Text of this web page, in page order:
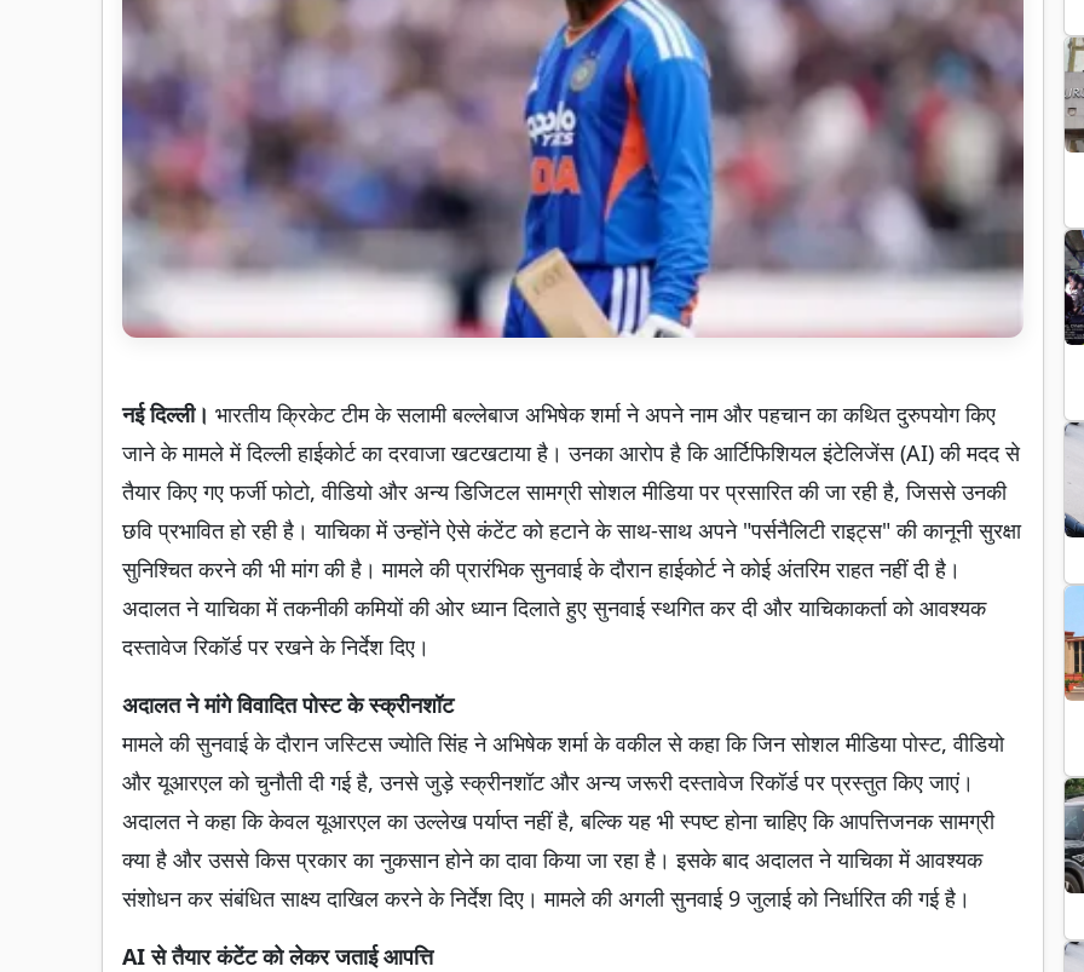
नई दिल्ली। भारतीय क्रिकेट टीम के सलामी बल्लेबाज अभिषेक शर्मा ने अपने नाम और पहचान का कथित दुरुपयोग किए
जाने के मामले में दिल्ली हाईकोर्ट का दरवाजा खटखटाया है। उनका आरोप है कि आर्टिफिशियल इंटेलिजेंस (AI) की मदद से
तैयार किए गए फर्जी फोटो, वीडियो और अन्य डिजिटल सामग्री सोशल मीडिया पर प्रसारित की जा रही है, जिससे उनकी
छवि प्रभावित हो रही है। याचिका में उन्होंने ऐसे कंटेंट को हटाने के साथ-साथ अपने "पर्सनैलिटी राइट्स" की कानूनी सुरक्षा
सुनिश्चित करने की भी मांग की है। मामले की प्रारंभिक सुनवाई के दौरान हाईकोर्ट ने कोई अंतरिम राहत नहीं दी है।
अदालत ने याचिका में तकनीकी कमियों की ओर ध्यान दिलाते हुए सुनवाई स्थगित कर दी और याचिकाकर्ता को आवश्यक
दस्तावेज रिकॉर्ड पर रखने के निर्देश दिए।
अदालत ने मांगे विवादित पोस्ट के स्क्रीनशॉट
मामले की सुनवाई के दौरान जस्टिस ज्योति सिंह ने अभिषेक शर्मा के वकील से कहा कि जिन सोशल मीडिया पोस्ट, वीडियो
और यूआरएल को चुनौती दी गई है, उनसे जुड़े स्क्रीनशॉट और अन्य जरूरी दस्तावेज रिकॉर्ड पर प्रस्तुत किए जाएं।
अदालत ने कहा कि केवल यूआरएल का उल्लेख पर्याप्त नहीं है, बल्कि यह भी स्पष्ट होना चाहिए कि आपत्तिजनक सामग्री
क्या है और उससे किस प्रकार का नुकसान होने का दावा किया जा रहा है। इसके बाद अदालत ने याचिका में आवश्यक
संशोधन कर संबंधित साक्ष्य दाखिल करने के निर्देश दिए। मामले की अगली सुनवाई 9 जुलाई को निर्धारित की गई है।
AI से तैयार कंटेंट को लेकर जताई आपत्ति